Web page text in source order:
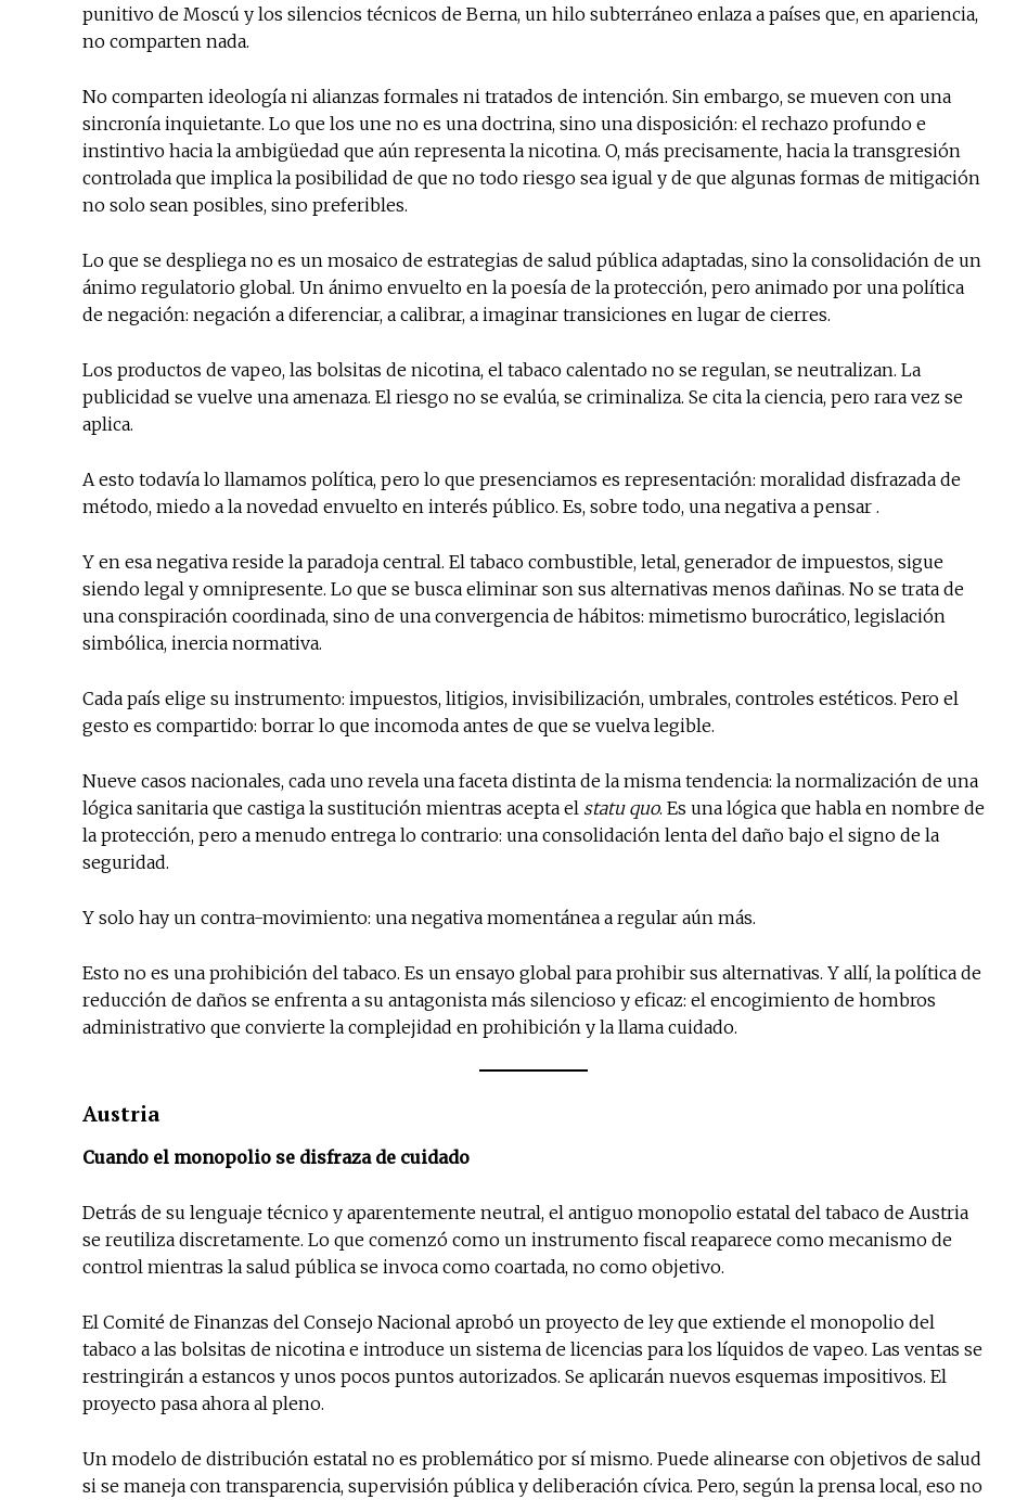
No te pierdas de las
noticias
Suscríbete a nuestro boletín diario
noticias del vapeo y la reducción
electrónico.
Subscribe to our daily clipping and
punitivo de Moscú y los silencios técnicos de Berna, un hilo subterráneo enlaza a países que, en apariencia,
no comparten nada.
No comparten ideología ni alianzas formales ni tratados de intención. Sin embargo, se mueven con una
sincronía inquietante. Lo que los une no es una doctrina, sino una disposición: el rechazo profundo e
instintivo hacia la ambigüedad que aún representa la nicotina. O, más precisamente, hacia la transgresión
controlada que implica la posibilidad de que no todo riesgo sea igual y de que algunas formas de mitigación
no solo sean posibles, sino preferibles.
Lo que se despliega no es un mosaico de estrategias de salud pública adaptadas, sino la consolidación de un
ánimo regulatorio global. Un ánimo envuelto en la poesía de la protección, pero animado por una política
de negación: negación a diferenciar, a calibrar, a imaginar transiciones en lugar de cierres.
Los productos de vapeo, las bolsitas de nicotina, el tabaco calentado no se regulan, se neutralizan. La
publicidad se vuelve una amenaza. El riesgo no se evalúa, se criminaliza. Se cita la ciencia, pero rara vez se
aplica.
A esto todavía lo llamamos política, pero lo que presenciamos es representación: moralidad disfrazada de
método, miedo a la novedad envuelto en interés público. Es, sobre todo, una negativa a pensar .
Y en esa negativa reside la paradoja central. El tabaco combustible, letal, generador de impuestos, sigue
siendo legal y omnipresente. Lo que se busca eliminar son sus alternativas menos dañinas. No se trata de
una conspiración coordinada, sino de una convergencia de hábitos: mimetismo burocrático, legislación
simbólica, inercia normativa.
Cada país elige su instrumento: impuestos, litigios, invisibilización, umbrales, controles estéticos. Pero el
gesto es compartido: borrar lo que incomoda antes de que se vuelva legible.
Nueve casos nacionales, cada uno revela una faceta distinta de la misma tendencia: la normalización de una
lógica sanitaria que castiga la sustitución mientras acepta el statu quo. Es una lógica que habla en nombre de
la protección, pero a menudo entrega lo contrario: una consolidación lenta del daño bajo el signo de la
seguridad.
Y solo hay un contra-movimiento: una negativa momentánea a regular aún más.
Esto no es una prohibición del tabaco. Es un ensayo global para prohibir sus alternativas. Y allí, la política de
reducción de daños se enfrenta a su antagonista más silencioso y eficaz: el encogimiento de hombros
administrativo que convierte la complejidad en prohibición y la llama cuidado.
Austria
Cuando el monopolio se disfraza de cuidado
Detrás de su lenguaje técnico y aparentemente neutral, el antiguo monopolio estatal del tabaco de Austria
se reutiliza discretamente. Lo que comenzó como un instrumento fiscal reaparece como mecanismo de
control mientras la salud pública se invoca como coartada, no como objetivo.
El Comité de Finanzas del Consejo Nacional aprobó un proyecto de ley que extiende el monopolio del
tabaco a las bolsitas de nicotina e introduce un sistema de licencias para los líquidos de vapeo. Las ventas se
restringirán a estancos y unos pocos puntos autorizados. Se aplicarán nuevos esquemas impositivos. El
proyecto pasa ahora al pleno.
Un modelo de distribución estatal no es problemático por sí mismo. Puede alinearse con objetivos de salud
si se maneja con transparencia, supervisión pública y deliberación cívica. Pero, según la prensa local, eso no